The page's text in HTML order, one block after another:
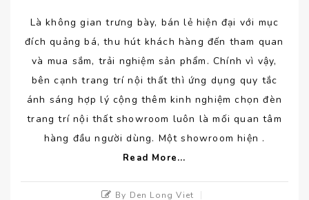
Là không gian trưng bày, bán lẻ hiện đại với mục
đích quảng bá, thu hút khách hàng đến tham quan
và mua sắm, trải nghiệm sản phẩm. Chính vì vậy,
bên cạnh trang trí nội thất thì ứng dụng quy tắc
ánh sáng hợp lý cộng thêm kinh nghiệm chọn đèn
trang trí nội thất showroom luôn là mối quan tâm
hàng đầu người dùng. Một showroom hiện .
Read More...
By Den Long Viet